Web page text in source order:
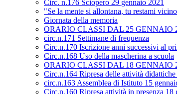
Circ. n.176 Sciopero 29 gennaio 2021
"Se la mente si allontana, tu restami
Giornata della memoria
ORARIO CLASSI DAL 25 GENNAIO
circ.n.171 Settimane di frequenza
Circ.n.170 Iscrizione anni successivi al
Circ.n.168 Uso della mascherina a scuola
ORARIO CLASSI DAL 18 GENNAIO
Circ.n.164 Ripresa delle attività
circ.n.163 Assemblea di Istituto 15
Circ.n.160 Ripresa attività in presenza 18